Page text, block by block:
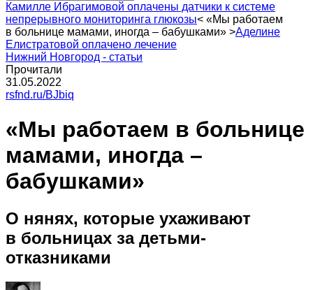
Камилле Ибрагимовой оплачены датчики к системе
непрерывного мониторинга глюкозы< «Мы работаем
в больнице мамами, иногда – бабушками» >Аделине
Елистратовой оплачено лечение
Нижний Новгород - статьи
Прочитали
31.05.2022
rsfnd.ru/BJbiq
«Мы работаем в больнице
мамами, иногда –
бабушками»
О нянях, которые ухаживают
в больницах за детьми-
отказниками